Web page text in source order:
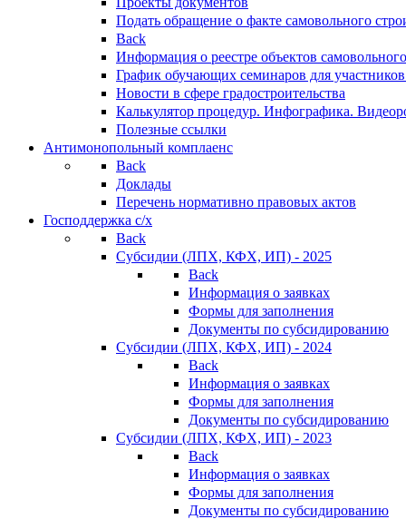
Подать обращение о факте самовольного
Back
Информация о реестре объектов
График обучающих семинаров для участников
Новости в сфере градостроительства
Калькулятор процедур. Инфографика.
Полезные ссылки
Антимонопольный комплаенс
Back
Доклады
Перечень нормативно правовых актов
Господдержка с/х
Back
Субсидии (ЛПХ, КФХ, ИП) - 2025
Back
Информация о заявках
Формы для заполнения
Документы по субсидированию
Субсидии (ЛПХ, КФХ, ИП) - 2024
Back
Информация о заявках
Формы для заполнения
Документы по субсидированию
Субсидии (ЛПХ, КФХ, ИП) - 2023
Back
Информация о заявках
Формы для заполнения
Документы по субсидированию